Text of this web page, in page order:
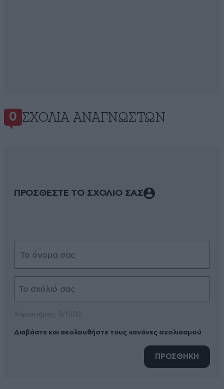
0 ΣΧΌΛΙΑ ΑΝΑΓΝΩΣΤΏΝ
ΠΡΟΣΘΕΣΤΕ ΤΟ ΣΧΟΛΙΟ ΣΑΣ
Διαβάστε και ακολουθήστε τους κανόνες σχολιασμού
ΠΡΟΣΘΗΚΗ